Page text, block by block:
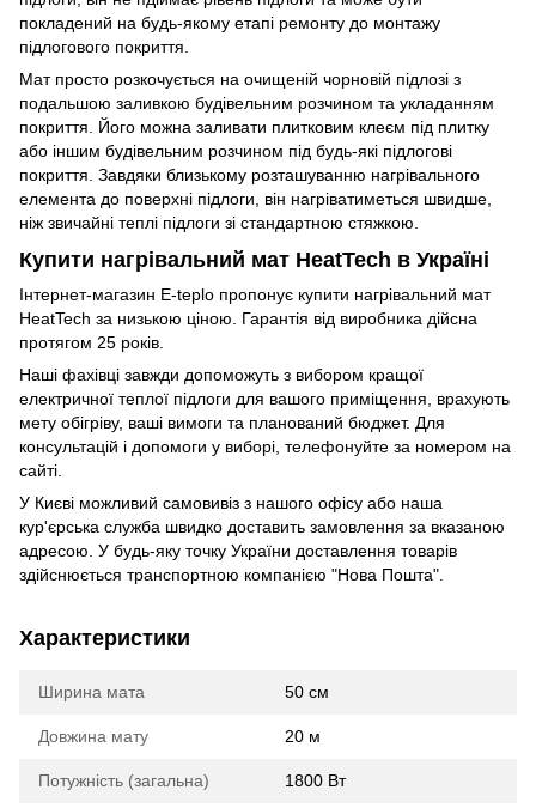
покладений на будь-якому етапі ремонту до монтажу
підлогового покриття.
Мат просто розкочується на очищеній чорновій підлозі з
подальшою заливкою будівельним розчином та укладанням
покриття. Його можна заливати плитковим клеєм під плитку
або іншим будівельним розчином під будь-які підлогові
покриття. Завдяки близькому розташуванню нагрівального
елемента до поверхні підлоги, він нагріватиметься швидше,
ніж звичайні теплі підлоги зі стандартною стяжкою.
Купити нагрівальний мат HeatTech в Україні
Інтернет-магазин E-teplo пропонує купити нагрівальний мат
HeatTech за низькою ціною. Гарантія від виробника дійсна
протягом 25 років.
Наші фахівці завжди допоможуть з вибором кращої
електричної теплої підлоги для вашого приміщення, врахують
мету обігріву, ваші вимоги та планований бюджет. Для
консультацій і допомоги у виборі, телефонуйте за номером на
сайті.
У Києві можливий самовивіз з нашого офісу або наша
кур'єрська служба швидко доставить замовлення за вказаною
адресою. У будь-яку точку України доставлення товарів
здійснюється транспортною компанією "Нова Пошта".
Характеристики
Ширина мата 50 cм
Довжина мату 20 м
Потужність (загальна) 1800 Вт